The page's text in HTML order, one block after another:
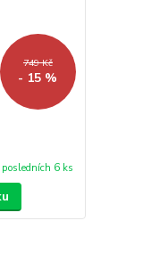
749 Kč
- 15 %
posledních 6 ks